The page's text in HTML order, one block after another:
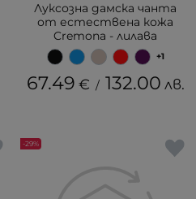
Луксозна дамска чанта
от естествена кожа
Cremona - лилава
+1
67.49 € / 132.00 лв.
-29%